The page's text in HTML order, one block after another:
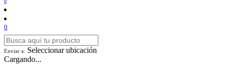
0
Enviar a: Seleccionar ubicación
Cargando...